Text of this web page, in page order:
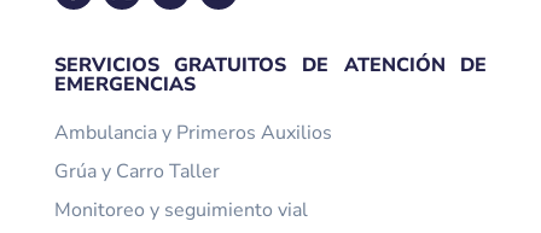
SERVICIOS GRATUITOS DE ATENCIÓN DE
EMERGENCIAS
Ambulancia y Primeros Auxilios
Grúa y Carro Taller
Monitoreo y seguimiento vial